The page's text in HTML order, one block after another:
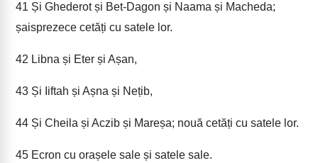
41 Și Ghederot și Bet-Dagon și Naama și Macheda;
șaisprezece cetăți cu satele lor.
42 Libna și Eter și Așan,
43 Și Iiftah și Așna și Nețib,
44 Și Cheila și Aczib și Mareșa; nouă cetăți cu satele lor.
45 Ecron cu orașele sale și satele sale.